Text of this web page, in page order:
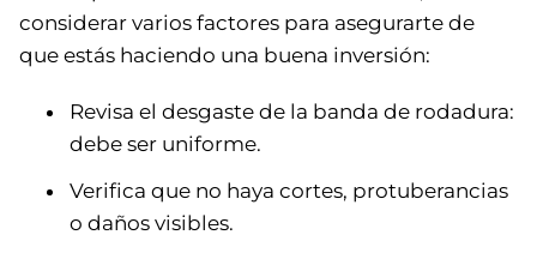
considerar varios factores para asegurarte de
que estás haciendo una buena inversión:
Revisa el desgaste de la banda de rodadura:
debe ser uniforme.
Verifica que no haya cortes, protuberancias
o daños visibles.